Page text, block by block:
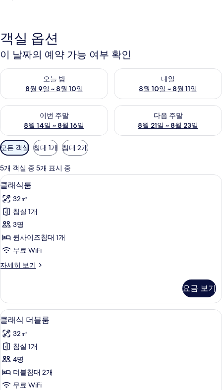
객실 옵션
이 날짜의 예약 가능 여부 확인
오늘 밤
8월 9일 ~ 8월 10일
오늘 밤 예약 가능 여부 확인, 8월 9일 ~ 8월 10일
내일
8월 10일 ~ 8월 11일
내일 예약 가능 여부 확인, 8월
이번 주말
8월 14일 ~ 8월 16일
이번 주말 예약 가능 여부 확인, 8월 14일 ~ 8월 16일
다음 주말
8월 21일 ~ 8월 23일
다음 주말 예약 가능 여부 확인
객
실
에
사
용
가
능
한
터
모든 객실 침대 1개 침대 2개
5개 객실 중 5개 표시 중
클
래
식
룸
사
진
두
기
클래식룸 | 책상, 암막 커튼, 방음 설비,
4
클래식룸
32㎡
침실 1개
3명
퀸사이즈침대 1개
무료 WiFi
자세히 보기
클
자
세
히
기
요금 보기
클
래
식
더
블
룸
클래식 더블룸 | 책상, 암막 커튼, 방음
4
클래식 더블룸
32㎡
침실 1개
4명
더블침대 2개
무료 WiFi